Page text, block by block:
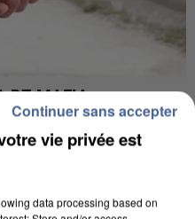
DZ MAFIA
vie privée est
data processing based on
Continuer sans accepter